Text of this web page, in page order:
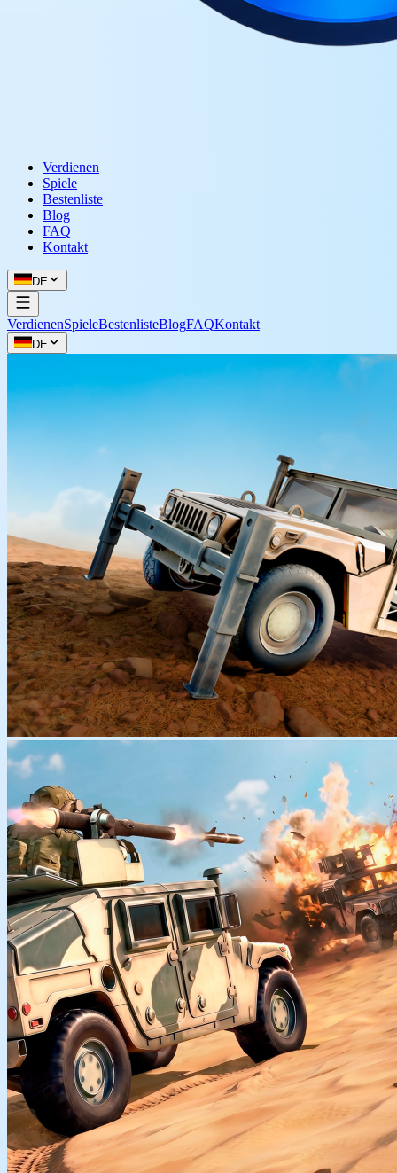
Verdienen
Spiele
Bestenliste
Blog
FAQ
Kontakt
DE
VerdienenSpieleBestenlisteBlogFAQKontakt
DE